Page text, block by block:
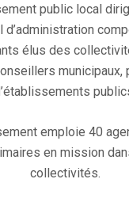
public local
d’administration
élus des
municipaux,
emploie 40
en mission
collectivités.